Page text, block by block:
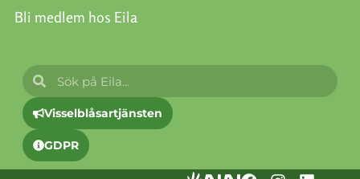
Bli medlem hos Eila
Visselblåsartjänsten
GDPR